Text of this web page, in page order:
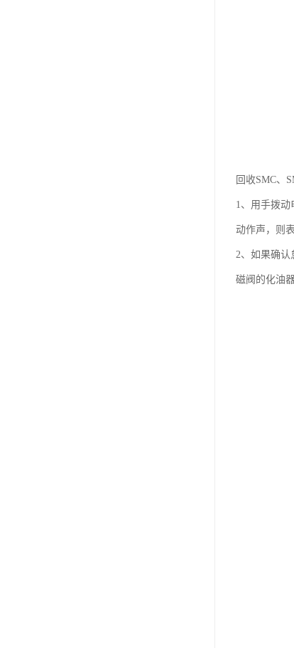
回收SMC、
1、用手拨动
动作声，则
2、如果确认
磁阀的化油器